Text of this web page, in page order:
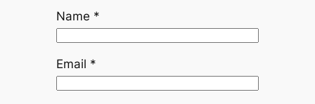
Name *
Email *